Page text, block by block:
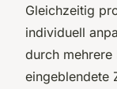
Gleichzeitig
individuell
durch
eingeblendete